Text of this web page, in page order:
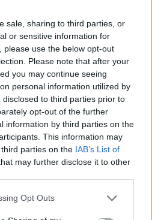
sale, sharing to third parties, or
or sensitive information for
please use the below opt-out
Please note that after your
you may continue seeing
personal information utilized by
to third parties prior to
opt-out of the further
information by third parties on the
This information may
parties on the IAB’s List of
may further disclose it to other
Opt Outs
bendrauti su dukterimi
ir būti kartu per
su dukterimi tėvui
ir taip praradęs per
ligoninėse ir nepajėgė
tapo pretekstu
Pagal įstatymą